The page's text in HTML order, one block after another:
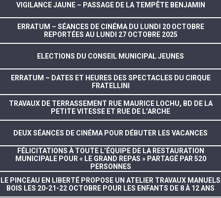
VIGILANCE JAUNE – PASSAGE DE LA TEMPÊTE BENJAMIN
ERRATUM – SÉANCES DE CINÉMA DU LUNDI 20 OCTOBRE
REPORTÉES AU LUNDI 27 OCTOBRE 2025
ELECTIONS DU CONSEIL MUNICIPAL JEUNES
ERRATUM – DATES ET HEURES DES SPECTACLES DU CIRQUE
FRATELLINI
TRAVAUX DE TERRASSEMENT RUE MAURICE LOCHU, BD DE LA
PETITE VITESSE ET RUE DE L’ARCHE
DEUX SÉANCES DE CINÉMA POUR DÉBUTER LES VACANCES
FÉLICITATIONS À TOUTE L’ÉQUIPE DE LA RESTAURATION
MUNICIPALE POUR « LE GRAND REPAS » PARTAGÉ PAR 520
PERSONNES
LE PINCEAU EN LIBERTÉ PROPOSE UN ATELIER TRAVAUX MANUELS
BOIS LES 20-21-22 OCTOBRE POUR LES ENFANTS DE 8 À 12 ANS